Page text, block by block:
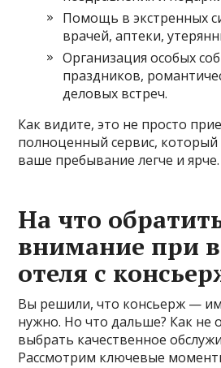
Помощь в экстренных
врачей, аптеки,
Организация особых
праздников,
деловых встреч.
Как видите, это не просто
полноценный сервис, который
ваше пребывание легче и ярче.
На что
внимание при
отеля с
Вы решили, что консьерж —
нужно. Но что дальше? Как не
выбрать качественное
Рассмотрим ключевые